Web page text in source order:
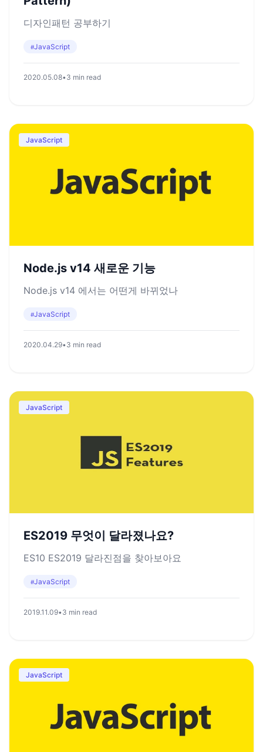
디자인패턴 공부하기
#JavaScript
2020.05.08•3 min read
JavaScript
Node.js v14 새로운 기능
Node.js v14 에서는 어떤게 바뀌었나
#JavaScript
2020.04.29•3 min read
JavaScript
ES2019 무엇이 달라졌나요?
ES10 ES2019 달라진점을 찾아보아요
#JavaScript
2019.11.09•3 min read
JavaScript